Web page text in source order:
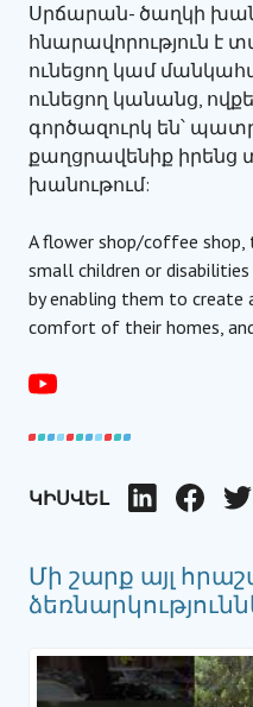
Սրճարան- ծաղկի
հնարավորություն է
ունեցող կամ
ունեցող կանանց,
գործազուրկ են՝
քաղցրավենիք իրենց
խանութում:
A flower shop/coffee
small children or
by enabling them to
comfort of their homes,
ԿԻՍՎԵԼ LinkedIn
Մի շարք այլ